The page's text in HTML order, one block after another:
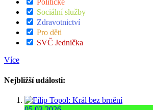
Politické
Sociální služby
Zdravotnictví
Pro děti
SVČ Jednička
Více
Nejbližší události: